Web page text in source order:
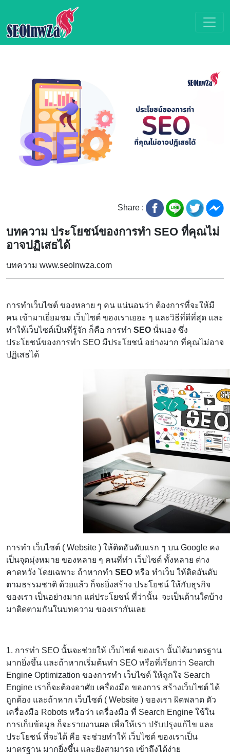
Share :
บทความ ประโยชน์ของการทำ SEO ที่คุณไม่
อาจปฏิเสธได้
บทความ www.seolnwza.com
การทำเว็บไซต์ ของหลาย ๆ คน แน่นอนว่า ต้องการที่จะให้มี
คน เข้ามาเยี่ยมชม เว็บไซต์ ของเราเยอะ ๆ และวิธีที่ดีที่สุด และ
ทำให้เว็บไซต์เป็นที่รู้จัก ก็คือ การทำ SEO นั่นเอง ซึ่ง
ประโยชน์ของการทำ SEO มีประโยชน์ อย่างมาก ที่คุณไม่อาจ
ปฏิเสธได้
การทำ เว็บไซต์ ( Website ) ให้ติดอันดับแรก ๆ บน Google คง
เป็นจุดมุ่งหมาย ของหลาย ๆ คนที่ทำ เว็บไซต์ ทั้งหลาย ต่าง
คาดหวัง โดยเฉพาะ ถ้าหากทำ SEO หรือ ทำเว็บ ให้ติดอันดับ
ตามธรรมชาติ ด้วยแล้ว ก็จะยิ่งสร้าง ประโยชน์ ให้กับธุรกิจ
ของเรา เป็นอย่างมาก แต่ประโยชน์ ที่ว่านั้น จะเป็นด้านใดบ้าง
มาติดตามกันในบทความ ของเรากันเลย
1. การทำ SEO นั้นจะช่วยให้ เว็บไซต์ ของเรา นั้นได้มาตรฐาน
มากยิ่งขึ้น และถ้าหากเริ่มต้นทำ SEO หรือที่เรียกว่า Search
Engine Optimization ของการทำ เว็บไซต์ ให้ถูกใจ Search
Engine เราก็จะต้องอาศัย เครื่องมือ ของการ สร้างเว็บไซต์ ได้
ถูกต้อง และถ้าหาก เว็บไซต์ ( Website ) ของเรา ผิดพลาด ตัว
เครื่องมือ Robots หรือว่า เครื่องมือ ที่ Search Engine ใช้ใน
การเก็บข้อมูล ก็จะรายงานผล เพื่อให้เรา ปรับปรุงแก้ไข และ
ประโยชน์ ที่จะได้ คือ จะช่วยทำให้ เว็บไซต์ ของเราเป็น
มาตรฐาน มากยิ่งขึ้น และยังสามารถ เข้าถึงได้ง่าย